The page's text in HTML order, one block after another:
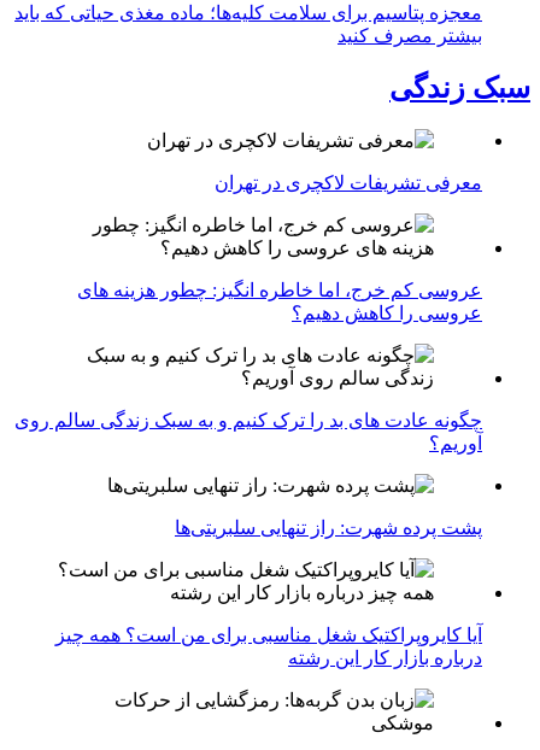
معجزه پتاسیم برای سلامت کلیه‌ها؛ ماده مغذی حیاتی که باید
بیشتر مصرف کنید
سبک زندگی
معرفی تشریفات لاکچری در تهران
عروسی کم خرج، اما خاطره انگیز: چطور هزینه های
عروسی را کاهش دهیم؟
چگونه عادت‌ های بد را ترک کنیم و به سبک زندگی سالم روی
آوریم؟
پشت پرده شهرت: راز تنهایی سلبریتی‌ها
آیا کایروپراکتیک شغل مناسبی برای من است؟ همه چیز
درباره بازار کار این رشته